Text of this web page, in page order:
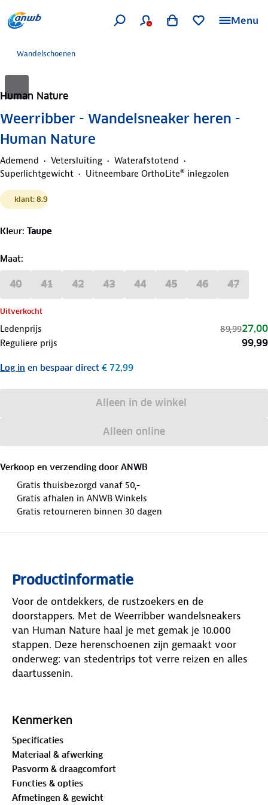
Menu
Wandelschoenen
Human Nature
Weerribber - Wandelsneaker heren -
Human Nature
Ademend Vetersluiting
Waterafstotend
Superlichtgewicht
Uitneembare OrthoLite® inlegzolen
klant: 8.9
Kleur: Taupe
Maat:
40 41 42 43 44 45 46 47
Uitverkocht
Ledenprijs 89,9927,00
Reguliere prijs 99,99
Log in en bespaar direct € 72,99
Alleen in de winkel
Alleen online
Verkoop en verzending door ANWB
Gratis thuisbezorgd vanaf 50,-
Gratis afhalen in ANWB Winkels
Gratis retourneren binnen 30 dagen
Productinformatie
Voor de ontdekkers, de rustzoekers en de
doorstappers. Met de Weerribber wandelsneakers
van Human Nature haal je met gemak je 10.000
stappen. Deze herenschoenen zijn gemaakt voor
onderweg: van stedentrips tot verre reizen en alles
daartussenin.
stevig kunststof, wat zorgt voor flexibiliteit en
je voeten de hele dag comfortabel en luchtig. De
schoenen zijn waterafstotend, dus een klein buitje
houdt je niet tegen.
Kenmerken
Specificaties
Materiaal & afwerking
Pasvorm & draagcomfort
Functies & opties
Afmetingen & gewicht